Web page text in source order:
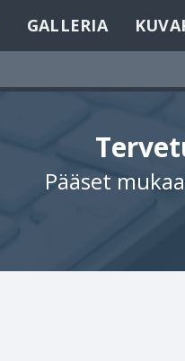
GALLERIA
Pääset